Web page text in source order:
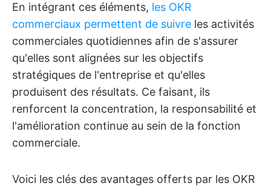
En intégrant ces éléments, les OKR
commerciaux permettent de suivre les activités
commerciales quotidiennes afin de s'assurer
qu'elles sont alignées sur les objectifs
stratégiques de l'entreprise et qu'elles
produisent des résultats. Ce faisant, ils
renforcent la concentration, la responsabilité et
l'amélioration continue au sein de la fonction
commerciale.
Voici les clés des avantages offerts par les OKR